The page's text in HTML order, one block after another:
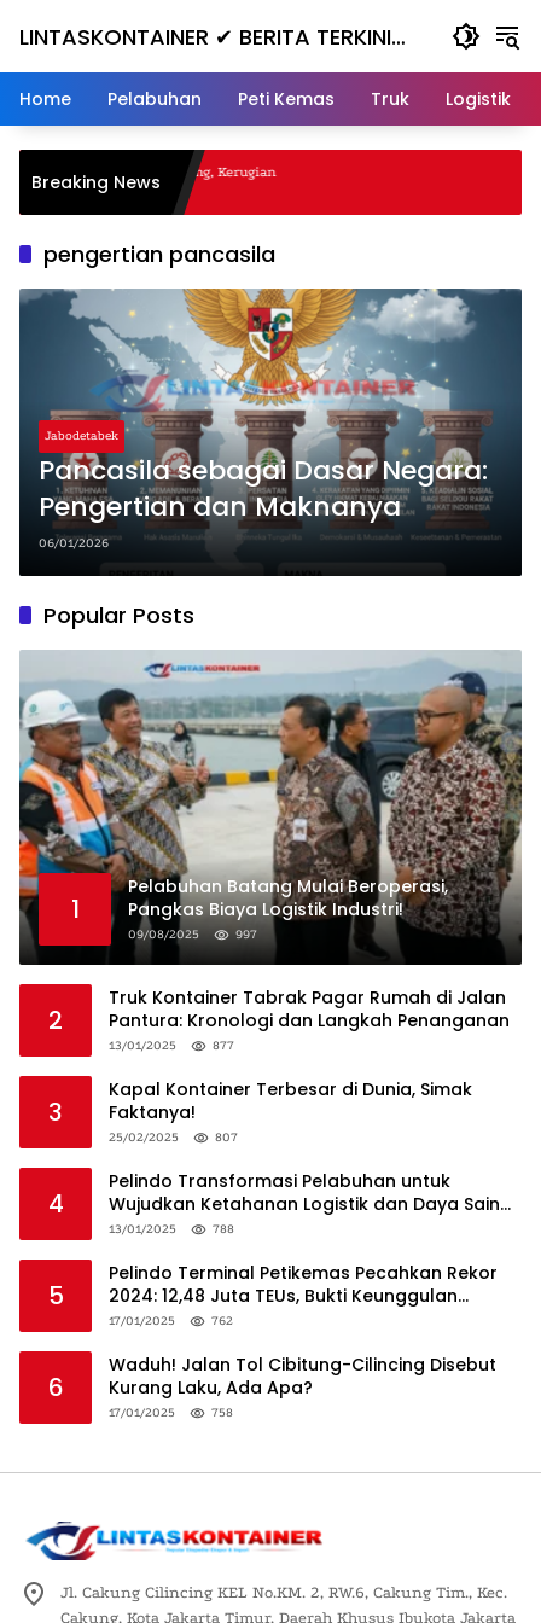
LINTASKONTAINER ✔ BERITA TERKINI
KONTAINER TERBARU HARI INI
Home Pelabuhan Peti Kemas Truk Logistik
Breaking News
Nanjak, Masuk ke Jurang, Kerugian
pengertian pancasila
Jabodetabek
Pancasila sebagai Dasar Negara:
Pengertian dan Maknanya
06/01/2026
Popular Posts
1
Pelabuhan Batang Mulai Beroperasi,
Pangkas Biaya Logistik Industri!
09/08/2025 997
2
Truk Kontainer Tabrak Pagar Rumah di Jalan
Pantura: Kronologi dan Langkah Penanganan
13/01/2025 877
3
Kapal Kontainer Terbesar di Dunia, Simak
Faktanya!
25/02/2025 807
4
Pelindo Transformasi Pelabuhan untuk
Wujudkan Ketahanan Logistik dan Daya Saing
Global
13/01/2025 788
5
Pelindo Terminal Petikemas Pecahkan Rekor
2024: 12,48 Juta TEUs, Bukti Keunggulan
Logistik Nasional
17/01/2025 762
6
Waduh! Jalan Tol Cibitung-Cilincing Disebut
Kurang Laku, Ada Apa?
17/01/2025 758
Jl. Cakung Cilincing KEL No.KM. 2, RW.6, Cakung Tim., Kec.
Cakung, Kota Jakarta Timur, Daerah Khusus Ibukota Jakarta